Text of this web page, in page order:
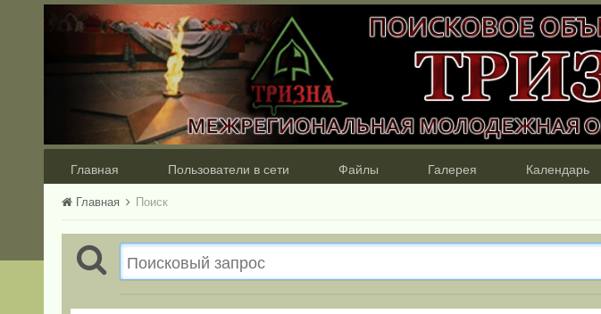
Главная Пользователи в сети Файлы Галерея Календарь
Главная Поиск